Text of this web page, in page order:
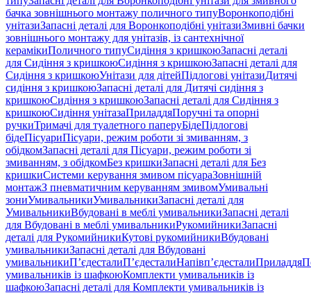
бачка зовнішнього монтажу поличного типуВоронкоподібні
унітазиЗапасні деталі для Воронкоподібні унітазиЗмивні бачки
зовнішнього монтажу для унітазів, із сантехнічної
керамікиПоличного типуСидіння з кришкоюЗапасні деталі
для Сидіння з кришкоюСидіння з кришкоюЗапасні деталі для
Сидіння з кришкоюУнітази для дітейПідлогові унітазиДитячі
сидіння з кришкоюЗапасні деталі для Дитячі сидіння з
кришкоюСидіння з кришкоюЗапасні деталі для Сидіння з
кришкоюСидіння унітазаПриладдяПоручні та опорні
ручкиТримачі для туалетного паперуБідеПідлогові
бідеПісуариПісуари, режим роботи зі змиванням, з
обідкомЗапасні деталі для Пісуари, режим роботи зі
змиванням, з обідкомБез кришкиЗапасні деталі для Без
кришкиСистеми керування змивом пісуараЗовнішній
монтажЗ пневматичним керуванням змивомУмивальні
зониУмивальникиУмивальникиЗапасні деталі для
УмивальникиВбудовані в меблі умивальникиЗапасні деталі
для Вбудовані в меблі умивальникиРукомийникиЗапасні
деталі для РукомийникиКутові рукомийникиВбудовані
умивальникиЗапасні деталі для Вбудовані
умивальникиП’єдесталиП’єдесталиНапівп’єдесталиПриладдя
умивальників із шафкоюКомплекти умивальників із
шафкоюЗапасні деталі для Комплекти умивальників із